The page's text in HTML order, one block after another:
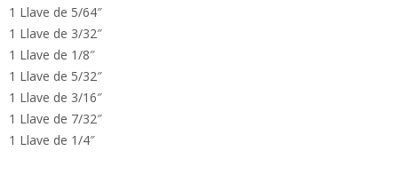
1 Llave de 5/64″
1 Llave de 3/32″
1 Llave de 1/8″
1 Llave de 5/32″
1 Llave de 3/16″
1 Llave de 7/32″
1 Llave de 1/4″